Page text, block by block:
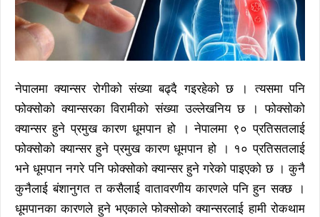
नेपालमा क्यान्सर रोगीको संख्या बढ्दै गइरहेको छ । त्यसमा पनि
फोक्सोको क्यान्सरका विरामीको संख्या उल्लेखनिय छ । फोक्सोको
क्यान्सर हुने प्रमुख कारण धूमपान हो । नेपालमा ९० प्रतिसतलाई
फोक्सोको क्यान्सर हुने प्रमुख कारण धूमपान हो । १० प्रतिसतलाई
भने धूमपान नगरे पनि फोक्सोको क्यान्सर हुने गरेको पाइएको छ । कुनै
कुनैलाई बंशानुगत त कसैलाई वातावरणीय कारणले पनि हुन सक्छ ।
धूमपानका कारणले हुने भएकाले फोक्सोको क्यान्सरलाई हामी रोकथाम